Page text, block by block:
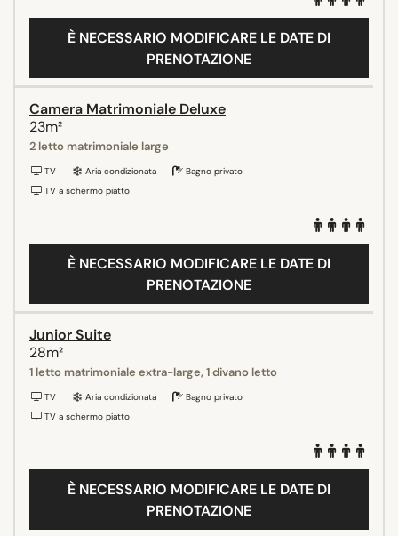
È NECESSARIO MODIFICARE LE DATE DI
PRENOTAZIONE
Camera Matrimoniale Deluxe
23m²
2 letto matrimoniale large
TV Aria condizionata
Bagno privato
TV a schermo piatto
È NECESSARIO MODIFICARE LE DATE DI
PRENOTAZIONE
Junior Suite
28m²
1 letto matrimoniale extra-large, 1 divano letto
TV Aria condizionata
Bagno privato
TV a schermo piatto
È NECESSARIO MODIFICARE LE DATE DI
PRENOTAZIONE